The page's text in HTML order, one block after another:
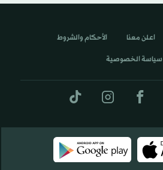
اعلن معنا الأحكام والشروط
سياسة الخصوصية